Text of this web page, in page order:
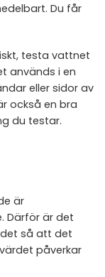
Du får
testa vattnet
används i en
eller sidor av
också en bra
du testar.
är
Därför är det
så att det
påverkar